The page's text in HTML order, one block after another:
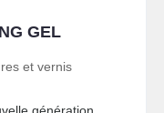
GEL
et vernis